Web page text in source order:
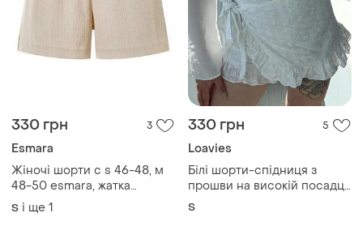
330 грн 3
Esmara
Жіночі шорти с s 46-48, м
48-50 esmara, жатка
тканина, класичні, бежевий
колір
S і ще 1
330 грн 5
Loavies
Білі шорти-спідниця з
прошви на високій посадці
1+1=3
S